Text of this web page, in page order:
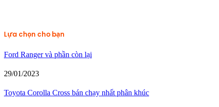
Lựa chọn cho bạn
Ford Ranger và phần còn lại
29/01/2023
Toyota Corolla Cross bán chạy nhất phân khúc